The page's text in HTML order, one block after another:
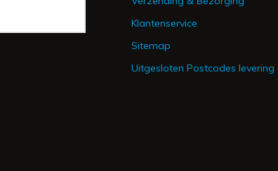
Klantenservice
Sitemap
Uitgesloten Postcodes levering